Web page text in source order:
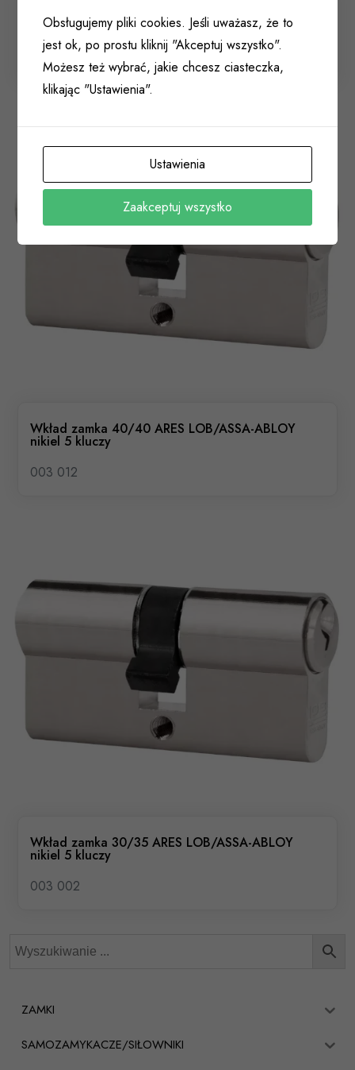
Wkład zamka 40/50 ARES LOB/ASSA-ABLOY
nikiel 5 kluczy
003 014
Wkład zamka 40/40 ARES LOB/ASSA-ABLOY
nikiel 5 kluczy
003 012
Wkład zamka 30/35 ARES LOB/ASSA-ABLOY
nikiel 5 kluczy
003 002
ZAMKI
SAMOZAMYKACZE/SIŁOWNIKI
Obsługujemy pliki cookies. Jeśli uważasz, że to
jest ok, po prostu kliknij "Akceptuj wszystko".
Możesz też wybrać, jakie chcesz ciasteczka,
klikając "Ustawienia".
Ustawienia
Zaakceptuj wszystko